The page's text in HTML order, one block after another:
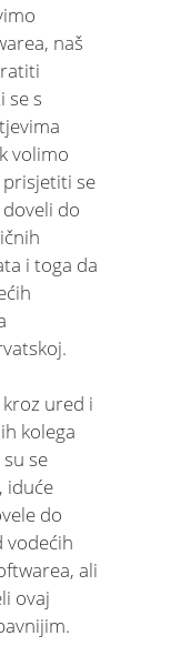
naš
se s
volimo
se
do
i toga da
ured i
kolega
se
iduće
do
vodećih
ali
ovaj